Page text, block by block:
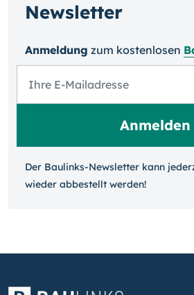
Newsletter
Anmeldung zum kosten­losen
Der Baulinks-Newsletter kann
wieder ab­bestellt werden!